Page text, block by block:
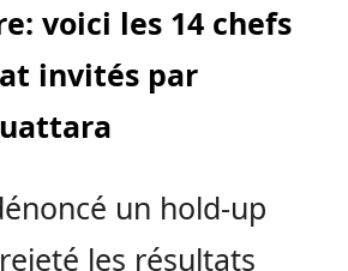
voici les 14 chefs
invités par
un hold-up
les résultats